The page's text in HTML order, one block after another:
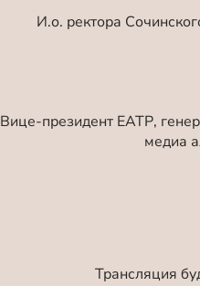
И.о. ректора
Вице-президент ЕАТР,
медиа
Трансляция